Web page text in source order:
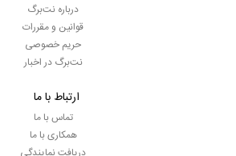
درباره نت‌برگ
قوانین و مقررات
حریم خصوصی
نت‌برگ در اخبار
ارتباط با ما
تماس با ما
همکاری با ما
دریافت نمایندگی